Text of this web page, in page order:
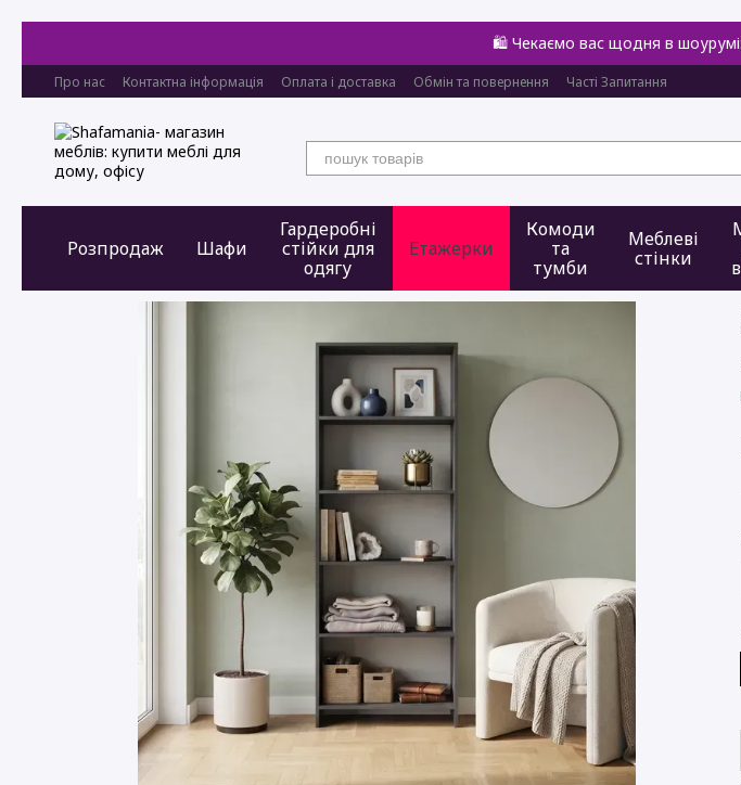
🛍️ Чекаємо вас щодня в шоурумі:
Про нас Контактна інформація Оплата і доставка Обмін та повернення Часті Запитання
Розпродаж Шафи
Гардеробні
стійки для
одягу
Етажерки
Комоди
та
тумби
Меблеві
стінки